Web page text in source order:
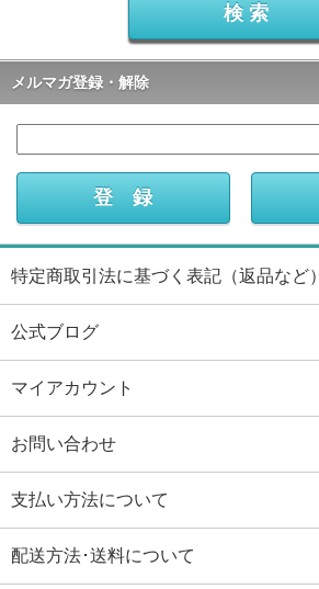
メルマガ登録・解除
特定商取引法に基づく表記（返品など）
公式ブログ
マイアカウント
お問い合わせ
支払い方法について
配送方法･送料について